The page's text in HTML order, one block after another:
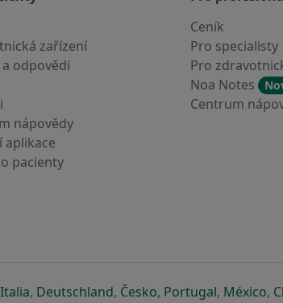
zařízení
odpovědi
nápovědy
aplikace
pacienty
Ceník
Pro specialisty
Pro
Noa Notes
Centrum
nové záložce
otevře v nové záložce
Italiase otevře v nové záložce
, Deutschlandse otevře v nové záložce
, Českose otevře v nové
, Portugalse otevře
, Méxicose
,